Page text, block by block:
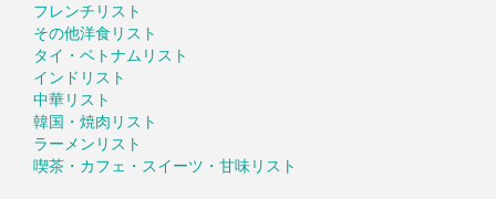
フレンチリスト
その他洋食リスト
タイ・ベトナムリスト
インドリスト
中華リスト
韓国・焼肉リスト
ラーメンリスト
喫茶・カフェ・スイーツ・甘味リスト